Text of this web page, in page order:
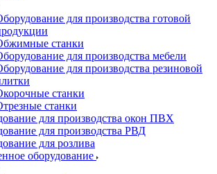
для производства готовой
станки
для производства мебели
для производства резиновой
станки
станки
для производства окон ПВХ
для производства РВД
для розлива
оборудование